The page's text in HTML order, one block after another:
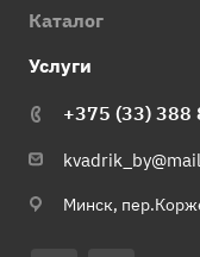
Каталог
Услуги
+375 (33) 388
Минск,